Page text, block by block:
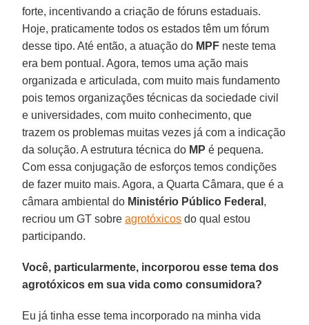
forte, incentivando a criação de fóruns estaduais.
Hoje, praticamente todos os estados têm um fórum
desse tipo. Até então, a atuação do MPF neste tema
era bem pontual. Agora, temos uma ação mais
organizada e articulada, com muito mais fundamento
pois temos organizações técnicas da sociedade civil
e universidades, com muito conhecimento, que
trazem os problemas muitas vezes já com a indicação
da solução. A estrutura técnica do MP é pequena.
Com essa conjugação de esforços temos condições
de fazer muito mais. Agora, a Quarta Câmara, que é a
câmara ambiental do Ministério Público Federal ,
recriou um GT sobreagrotóxicos do qual estou
participando.
Você, particularmente, incorporou esse tema dos
agrotóxicos em sua vida como consumidora?
Eu já tinha esse tema incorporado na minha vida